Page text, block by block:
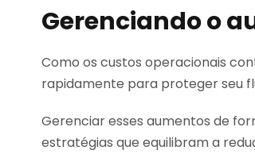
Gerenciando o
Como os custos operacionais
rapidamente para proteger seu
Gerenciar esses aumentos de
estratégias que equilibram a